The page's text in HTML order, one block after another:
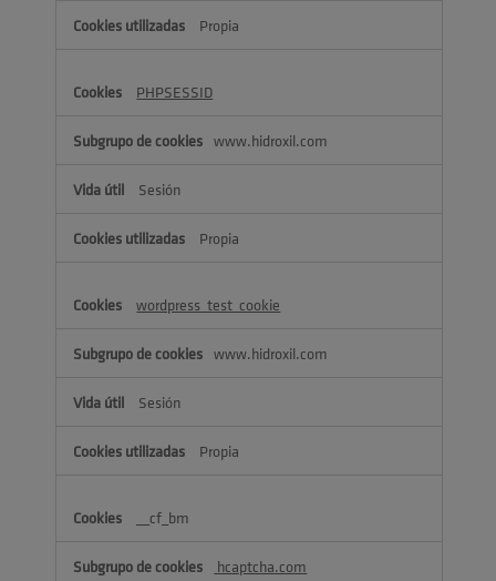
Propia
PHPSESSID
www.hidroxil.com
Sesión
Propia
wordpress_test_cookie
www.hidroxil.com
Sesión
Propia
__cf_bm
hcaptcha.com